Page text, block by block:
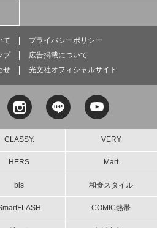
て
プライバシーポリシー
プ
広告掲載について
せ
光文社オフィシャルサイト
CLASSY. VERY
HERS Mart
bis 和食スタイル
COMIC熱帯